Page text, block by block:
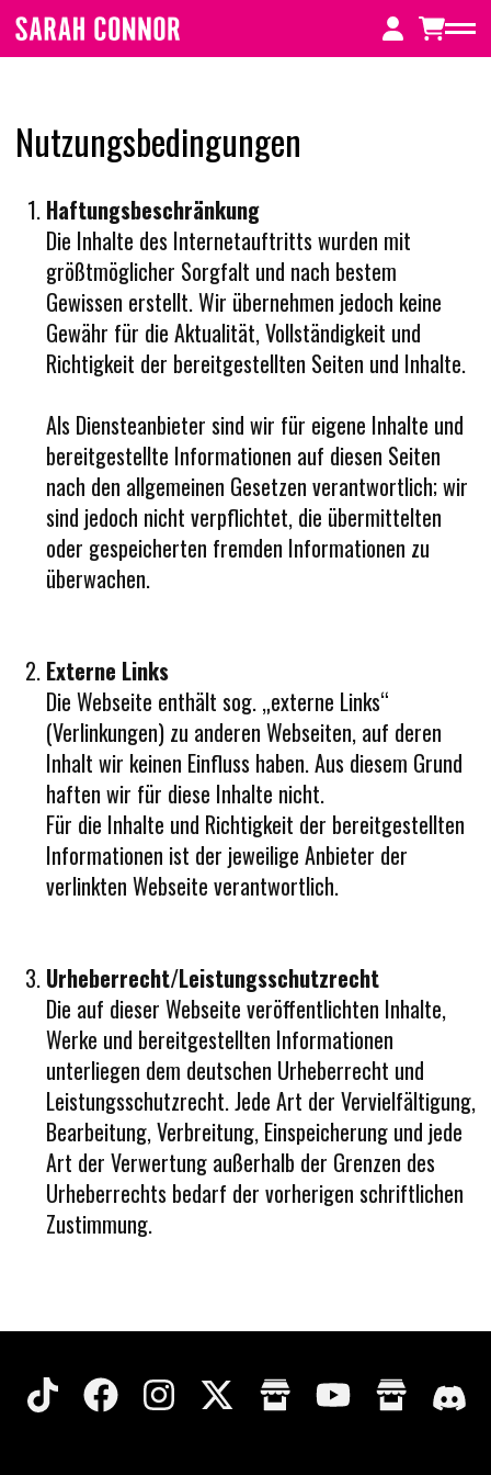
Zum
Inhalt
springen
Home
NEWS
FREIGEISTIN (SPECIAL DELUXE EDITION)
MUTTERSPRACHE (10 Jahre Jubiläumsedition)
TOUR
NEWSLETTER
Nutzungsbedingungen
Haftungsbeschränkung
Die Inhalte des Internetauftritts wurden mit
größtmöglicher Sorgfalt und nach bestem
Gewissen erstellt. Wir übernehmen jedoch keine
Gewähr für die Aktualität, Vollständigkeit und
Richtigkeit der bereitgestellten Seiten und Inhalte.
Als Diensteanbieter sind wir für eigene Inhalte und
bereitgestellte Informationen auf diesen Seiten
nach den allgemeinen Gesetzen verantwortlich; wir
sind jedoch nicht verpflichtet, die übermittelten
oder gespeicherten fremden Informationen zu
überwachen.
Externe Links
Die Webseite enthält sog. „externe Links“
(Verlinkungen) zu anderen Webseiten, auf deren
Inhalt wir keinen Einfluss haben. Aus diesem Grund
haften wir für diese Inhalte nicht.
Für die Inhalte und Richtigkeit der bereitgestellten
Informationen ist der jeweilige Anbieter der
verlinkten Webseite verantwortlich.
Urheberrecht/Leistungsschutzrecht
Die auf dieser Webseite veröffentlichten Inhalte,
Werke und bereitgestellten Informationen
unterliegen dem deutschen Urheberrecht und
Leistungsschutzrecht. Jede Art der Vervielfältigung,
Bearbeitung, Verbreitung, Einspeicherung und jede
Art der Verwertung außerhalb der Grenzen des
Urheberrechts bedarf der vorherigen schriftlichen
Zustimmung.